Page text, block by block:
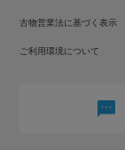
古物営業法に基づく表示
ご利用環境について